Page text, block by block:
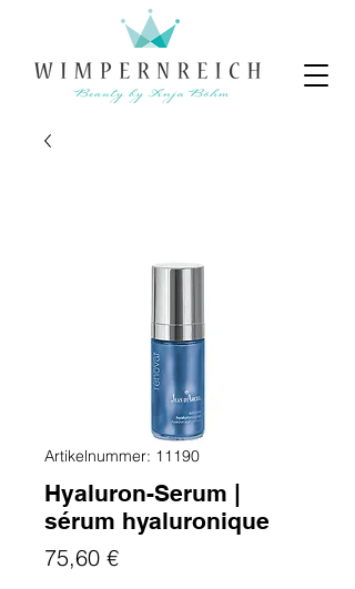
Artikelnummer: 11190
Hyaluron-Serum |
sérum hyaluronique
75,60 €Preis